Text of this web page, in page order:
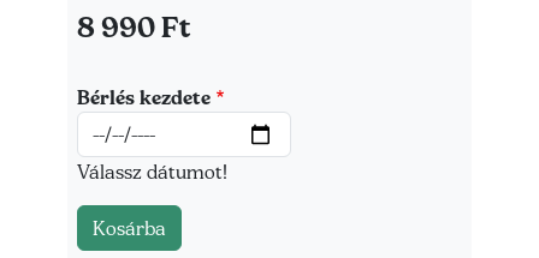
Ár
8 990 Ft
Bérlés kezdete
Dátum
Válassz dátumot!